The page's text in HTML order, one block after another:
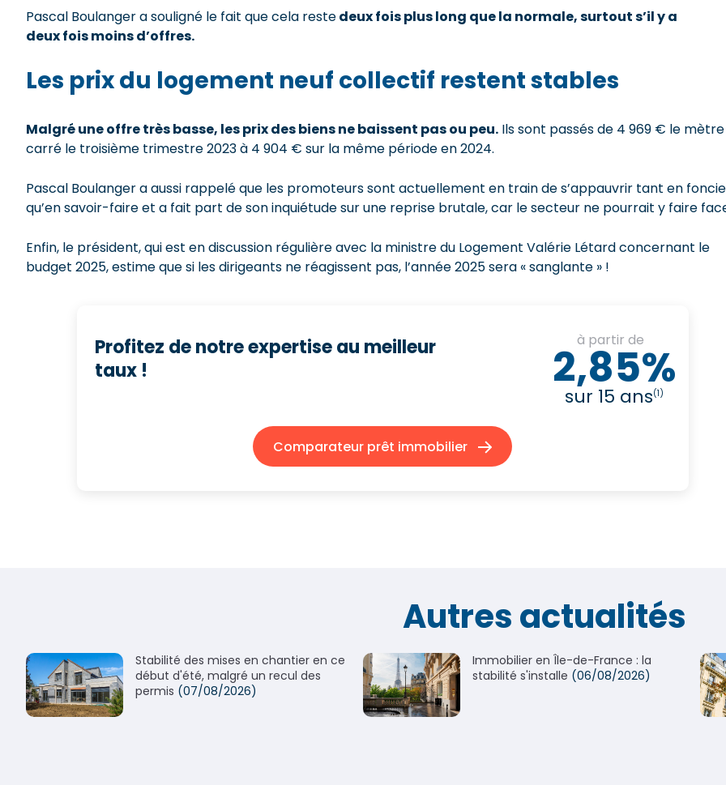
Pascal Boulanger a souligné le fait que cela restedeux fois pluslong que la normale, surtout s’il y a
deuxfois moins d’offres.
Les prix du logement neuf collectif restent stables
Malgré une offre très basse, les prix des biensne baissent pas ou peu. Ils sont passés de 4 969 € le mètre
carré le troisième trimestre 2023 à 4 904 € sur la même période en 2024.
Pascal Boulanger a aussi rappelé que les promoteurs sont actuellement en train de s’appauvrir tant en
qu’en savoir-faire et a fait part de son inquiétude sur une reprise brutale, car le secteur ne pourrait y faire
Enfin, le président, qui est en discussion régulière avec la ministre du Logement Valérie Létard concernant le
budget 2025, estime que si les dirigeants ne réagissent pas, l’année 2025 sera « sanglante » !
Profitez de notre expertise au meilleur
taux !
à partir de
2,85%
sur 15 ans(1)
Comparateur prêt immobilier
Autres actualités
Stabilité des mises en chantier en ce
début d'été, malgré un recul des
permis (07/08/2026)
Immobilier en Île-de-France : la
stabilité s'installe (06/08/2026)